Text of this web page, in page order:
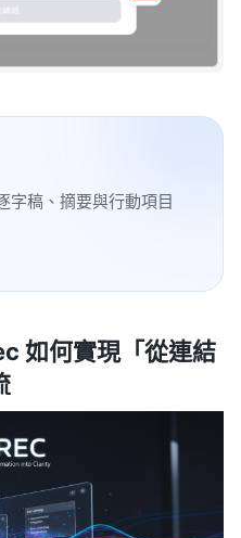
字稿、摘要與行動項目
如何實現「從連結